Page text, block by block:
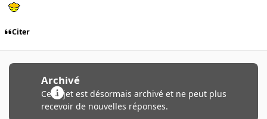
Citer
Archivé
Ce sujet est désormais archivé et ne peut plus
recevoir de nouvelles réponses.